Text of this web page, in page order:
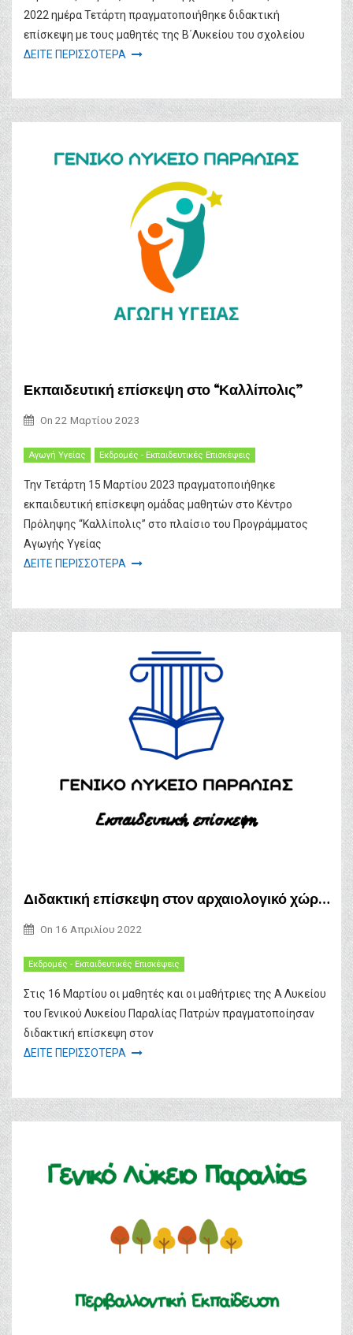
2022 ημέρα Τετάρτη πραγματοποιήθηκε διδακτική
επίσκεψη με τους μαθητές της Β΄Λυκείου του σχολείου
ΔΕΙΤΕ ΠΕΡΙΣΣΟΤΕΡΑ
Εκπαιδευτική επίσκεψη στο “Καλλίπολις”
On 22 Μαρτίου 2023
Αγωγή Υγείας Εκδρομές - Εκπαιδευτικές Επισκέψεις
Την Τετάρτη 15 Μαρτίου 2023 πραγματοποιήθηκε
εκπαιδευτική επίσκεψη ομάδας μαθητών στο Κέντρο
Πρόληψης “Καλλίπολις” στο πλαίσιο του Προγράμματος
Αγωγής Υγείας
ΔΕΙΤΕ ΠΕΡΙΣΣΟΤΕΡΑ
Διδακτική επίσκεψη στον αρχαιολογικό χώρο της Βούντενης στο πλαίσιο του μαθήματος της ιστορίας των αρχαίων χρόνων
On 16 Απριλίου 2022
Εκδρομές - Εκπαιδευτικές Επισκέψεις
Στις 16 Μαρτίου οι μαθητές και οι μαθήτριες της Α Λυκείου
του Γενικού Λυκείου Παραλίας Πατρών πραγματοποίησαν
διδακτική επίσκεψη στον
ΔΕΙΤΕ ΠΕΡΙΣΣΟΤΕΡΑ